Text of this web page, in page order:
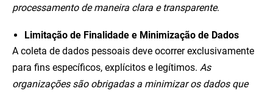
processamento de maneira clara e transparente.
Limitação de Finalidade e Minimização de Dados
A coleta de dados pessoais deve ocorrer exclusivamente
para fins específicos, explícitos e legítimos. As
organizações são obrigadas a minimizar os dados que